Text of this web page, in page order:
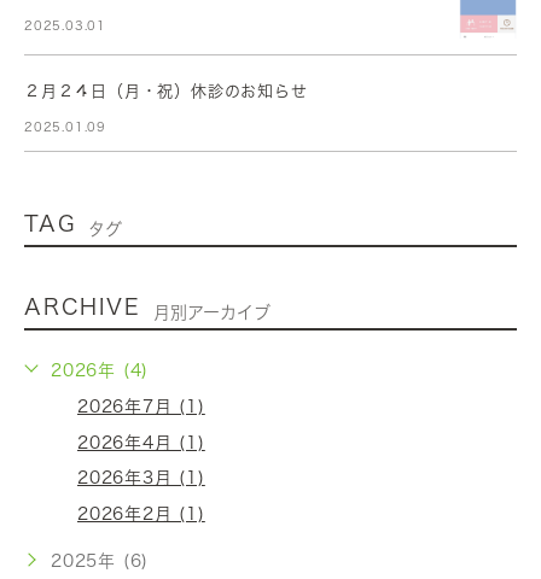
2025.03.01
２月２４日（月・祝）休診のお知らせ
2025.01.09
TAG タグ
ARCHIVE 月別アーカイブ
2026年 (4)
2026年7月 (1)
2026年4月 (1)
2026年3月 (1)
2026年2月 (1)
2025年 (6)